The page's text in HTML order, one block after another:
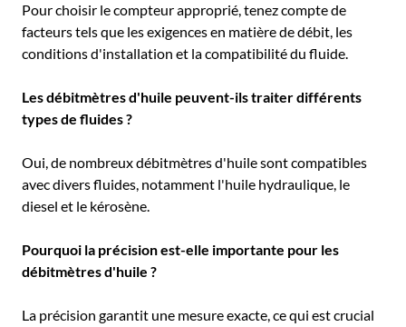
Pour choisir le compteur approprié, tenez compte de
facteurs tels que les exigences en matière de débit, les
conditions d'installation et la compatibilité du fluide.
Les débitmètres d'huile peuvent-ils traiter différents
types de fluides ?
Oui, de nombreux débitmètres d'huile sont compatibles
avec divers fluides, notamment l'huile hydraulique, le
diesel et le kérosène.
Pourquoi la précision est-elle importante pour les
débitmètres d'huile ?
La précision garantit une mesure exacte, ce qui est crucial